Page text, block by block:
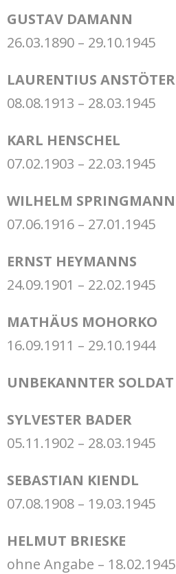
GUSTAV DAMANN
26.03.1890 – 29.10.1945
LAURENTIUS ANSTÖTER
08.08.1913 – 28.03.1945
KARL HENSCHEL
07.02.1903 – 22.03.1945
WILHELM SPRINGMANN
07.06.1916 – 27.01.1945
ERNST HEYMANNS
24.09.1901 – 22.02.1945
MATHÄUS MOHORKO
16.09.1911 – 29.10.1944
UNBEKANNTER SOLDAT
SYLVESTER BADER
05.11.1902 – 28.03.1945
SEBASTIAN KIENDL
07.08.1908 – 19.03.1945
HELMUT BRIESKE
ohne Angabe – 18.02.1945